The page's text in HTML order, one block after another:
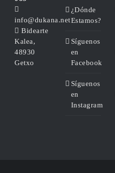
info@dukana.net
Bidearte
Kalea,
48930
Getxo
¿Dónde
Estamos?
Síguenos
en
Facebook
Síguenos
en
Instagram